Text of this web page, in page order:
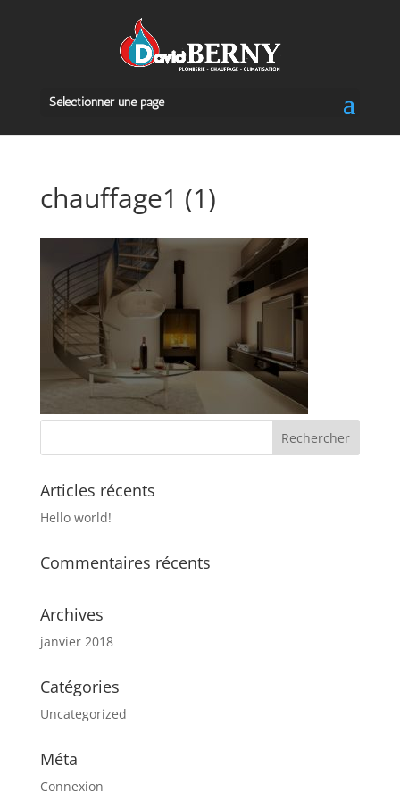
Sélectionner une page
chauffage1 (1)
Articles récents
Hello world!
Commentaires récents
Archives
janvier 2018
Catégories
Uncategorized
Méta
Connexion